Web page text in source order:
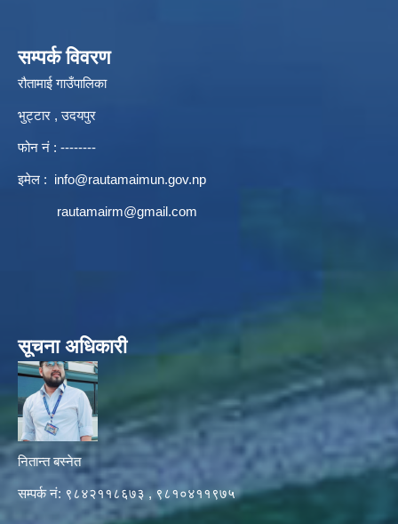
सम्पर्क विवरण
रौतामाई गाउँपालिका
भुट्टार , उदयपुर
फोन नं : --------
इमेल : info@rautamaimun.gov.np
rautamairm@gmail.com
सूचना अधिकारी
नितान्त बस्नेत
सम्पर्क नं: ९८४२११८६७३ , ९८१०४११९७५